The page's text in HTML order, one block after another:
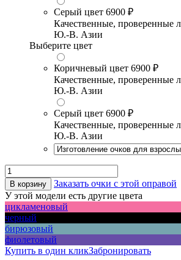
Серый цвет 6900 ₽
Качественные, проверенные
Ю.-В. Азии
Выберите цвет
Коричневый цвет 6900 ₽
Качественные, проверенные
Ю.-В. Азии
Серый цвет 6900 ₽
Качественные, проверенные
Ю.-В. Азии
В корзину
Заказать очки с этой оправой
У этой модели есть другие цвета
цикламеновый
черный
бирюзовый
фиолетовый
Купить в один кликЗабронировать